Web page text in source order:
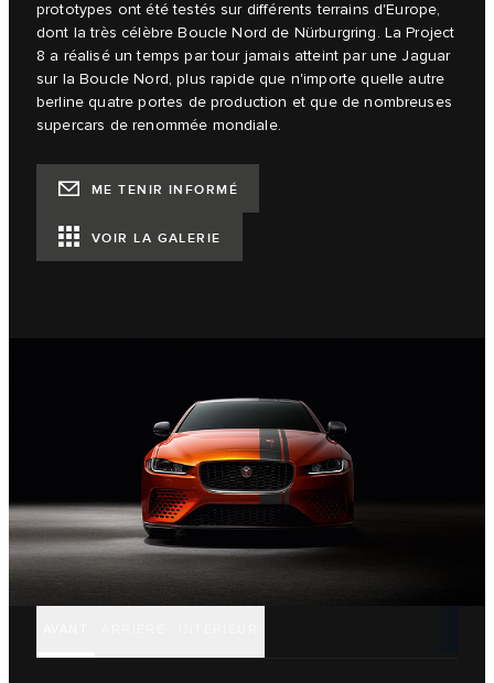
prototypes ont été testés sur différents terrains d'Europe,
dont la très célèbre Boucle Nord de Nürburgring. La Project
8 a réalisé un temps par tour jamais atteint par une Jaguar
sur la Boucle Nord, plus rapide que n'importe quelle autre
berline quatre portes de production et que de nombreuses
supercars de renommée mondiale.
ME TENIR INFORMÉ
VOIR LA GALERIE